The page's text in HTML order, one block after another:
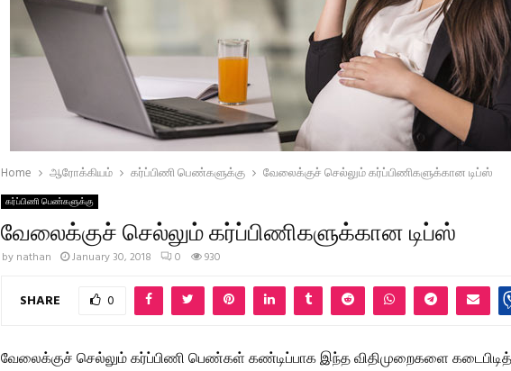
Home ஆரோக்கியம் கர்ப்பிணி பெண்களுக்கு வேலைக்குச் செல்லும் கர்ப்பிணிகளுக்கான டிப்ஸ்
கர்ப்பிணி பெண்களுக்கு
வேலைக்குச் செல்லும் கர்ப்பிணிகளுக்கான டிப்ஸ்
by nathan January 30, 2018 0 930
SHARE 0
வேலைக்குச் செல்லும் கர்ப்பிணி பெண்கள் கண்டிப்பாக இந்த விதிமுறைகளை